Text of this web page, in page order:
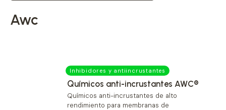
awc
Inhibidores y antiincrustantes
Químicos anti-incrustantes AWC®
Químicos anti-incrustantes de alto
rendimiento para membranas de